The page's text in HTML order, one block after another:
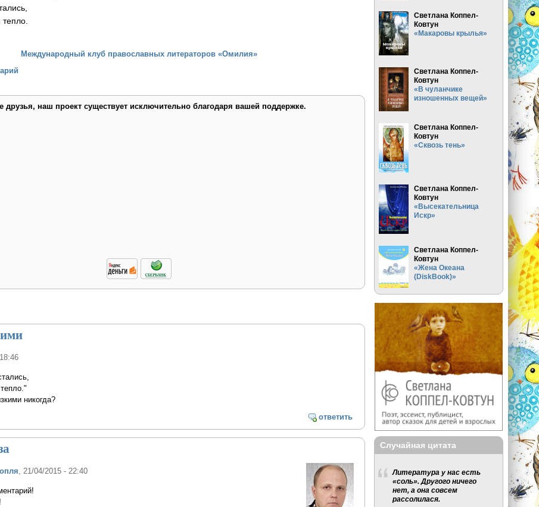
Международный клуб православных литераторов «Омилия»
друзья, наш проект существует исключительно благодаря вашей поддержке.
никогда?
ответить
, 21/04/2015 - 22:40
Светлана Коппел-
Ковтун
«Макаровы крылья»
Светлана Коппел-
Ковтун
«В чуланчике
изношенных вещей»
Светлана Коппел-
Ковтун
«Сквозь тень»
Светлана Коппел-
Ковтун
«Высекательница
Искр»
Светлана Коппел-
Ковтун
«Жена Океана
(DiskBook)»
Случайная цитата
Литература у нас есть
«соль». Другого ничего
нет, а она совсем
рассолилася.